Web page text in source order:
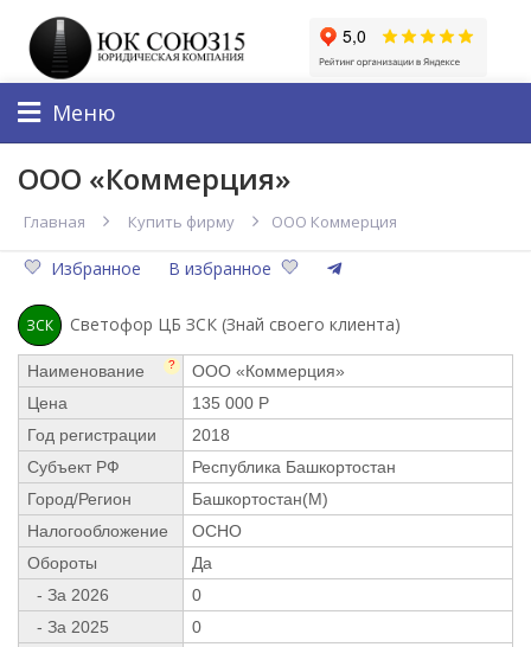
Меню
ООО «Коммерция»
Главная Купить фирму ООО Коммерция
Избранное В избранное
ЗСК Светофор ЦБ ЗСК (Знай своего клиента)
Наименование ?
ООО «Коммерция»
Цена
135 000 Р
Год регистрации
2018
Субъект РФ
Республика Башкортостан
Город/Регион
Башкортостан(М)
Налогообложение
ОСНО
Обороты
Да
- За 2026
0
- За 2025
0